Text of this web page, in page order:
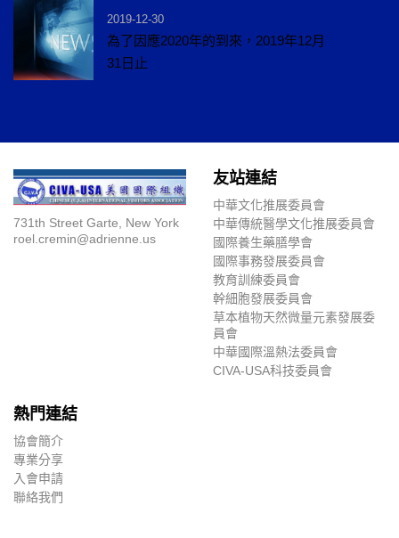
2019-12-30
為了因應2020年的到來，2019年12月
31日止
731th Street Garte, New York
roel.cremin@adrienne.us
友站連結
中華文化推展委員會
中華傳統醫學文化推展委員會
國際養生藥膳學會
國際事務發展委員會
教育訓練委員會
幹細胞發展委員會
草本植物天然微量元素發展委
員會
中華國際溫熱法委員會
CIVA-USA科技委員會
熱門連結
協會簡介
專業分享
入會申請
聯絡我們